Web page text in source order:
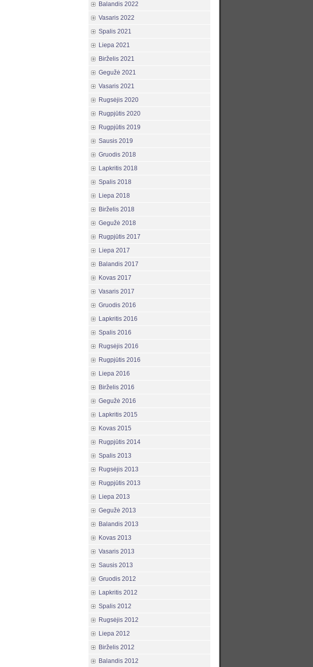
Balandis 2022
Vasaris 2022
Spalis 2021
Liepa 2021
Birželis 2021
Gegužė 2021
Vasaris 2021
Rugsėjis 2020
Rugpjūtis 2020
Rugpjūtis 2019
Sausis 2019
Gruodis 2018
Lapkritis 2018
Spalis 2018
Liepa 2018
Birželis 2018
Gegužė 2018
Rugpjūtis 2017
Liepa 2017
Balandis 2017
Kovas 2017
Vasaris 2017
Gruodis 2016
Lapkritis 2016
Spalis 2016
Rugsėjis 2016
Rugpjūtis 2016
Liepa 2016
Birželis 2016
Gegužė 2016
Lapkritis 2015
Kovas 2015
Rugpjūtis 2014
Spalis 2013
Rugsėjis 2013
Rugpjūtis 2013
Liepa 2013
Gegužė 2013
Balandis 2013
Kovas 2013
Vasaris 2013
Sausis 2013
Gruodis 2012
Lapkritis 2012
Spalis 2012
Rugsėjis 2012
Liepa 2012
Birželis 2012
Balandis 2012